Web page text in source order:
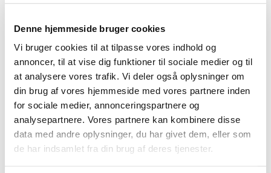
Denne hjemmeside bruger cookies
Vi bruger cookies til at tilpasse vores indhold og
annoncer, til at vise dig funktioner til sociale medier og til
at analysere vores trafik. Vi deler også oplysninger om
din brug af vores hjemmeside med vores partnere inden
for sociale medier, annonceringspartnere og
analysepartnere. Vores partnere kan kombinere disse
data med andre oplysninger, du har givet dem, eller som
de har indsamlet fra din brug af deres tjenester.
Det giver et mere retvisende billede af den samlede
Transport gør en stor forskel
København er nem at komme til fra resten af landet
med tog, metro og bil.
Har I mange deltagere fra forskellige landsdele, kan
en placering tæt på København H, Nørreport eller en
metrostation gøre hjemtransporten væsentligt